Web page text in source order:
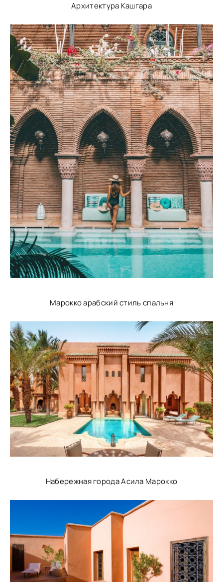
Архитектура Кашгара
Марокко арабский стиль спальня
Набережная города Асила Марокко